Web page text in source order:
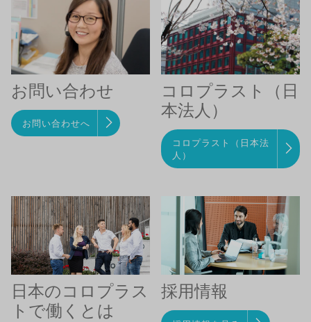
お問い合わせ
お問い合わせへ
コロプラスト（日
本法人）
コロプラスト（日本法
人）
日本のコロプラス
トで働くとは
採用情報